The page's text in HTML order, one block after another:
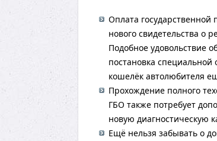
Оплата
нового свидетельства о
Подобное удовольствие
постановка специальной
кошелёк автолюбителя
Прохождение полного
ГБО также потребует
новую диагностическую
Ещё нельзя забывать о